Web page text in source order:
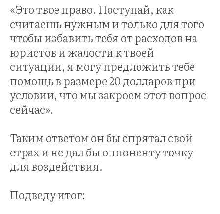
«Это твое право. Поступай, как
считаешь нужным и только для того
чтобы избавить тебя от расходов на
юристов и жалости к твоей
ситуации, я могу предложить тебе
помощь в размере 20 долларов при
условии, что мы закроем этот вопрос
сейчас».
Таким ответом он бы спрятал свой
страх и не дал бы оппоненту точку
для воздействия.
Подведу итог: